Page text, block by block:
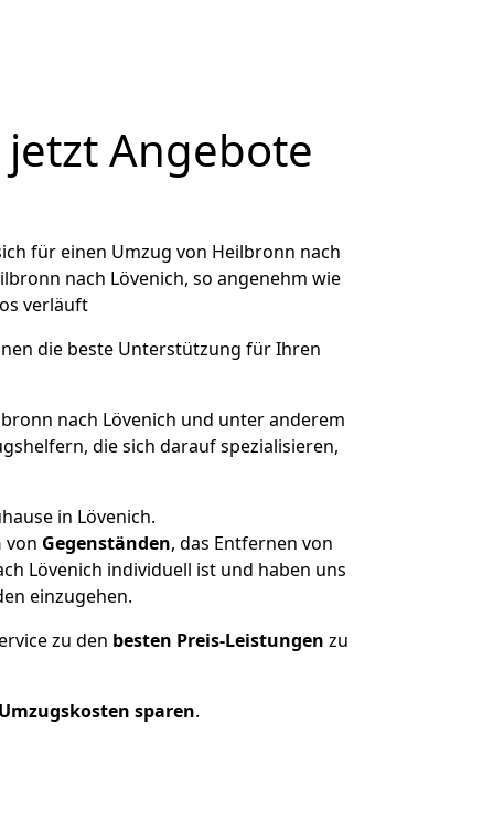
Angebote
für einen Umzug von Heilbronn nach
nach Lövenich, so angenehm wie
verläuft
die beste Unterstützung für Ihren
nach Lövenich und unter anderem
die sich darauf spezialisieren,
in Lövenich.
von Gegenständen, das Entfernen von
Lövenich individuell ist und haben uns
einzugehen.
zu den besten Preis-Leistungen zu
sparen.